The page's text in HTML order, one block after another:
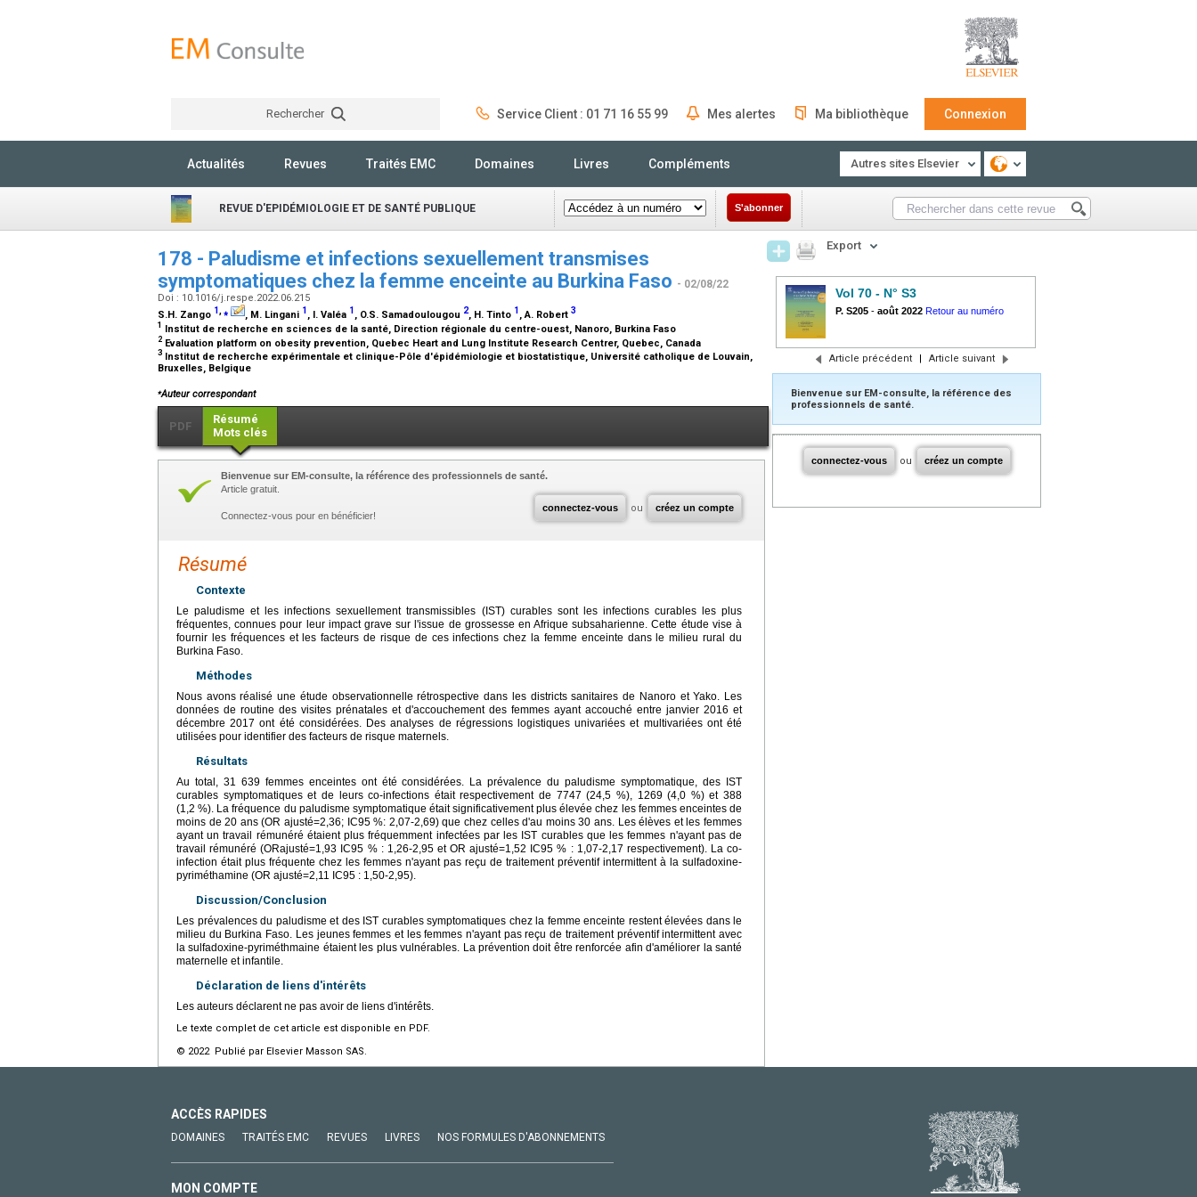
Rechercher Service Client : 01 71 16 55 99 Mes alertes Ma bibliothèque Connexion
Actualités Revues Traités EMC Domaines Livres Compléments Autres sites Elsevier
REVUE D'EPIDÉMIOLOGIE ET DE SANTÉ PUBLIQUE S'abonner
178 - Paludisme et infections sexuellement transmises
symptomatiques chez la femme enceinte au Burkina Faso - 02/08/22
Doi : 10.1016/j.respe.2022.06.215
S.H. Zango 1,⁎ , M. Lingani 1 , I. Valéa 1 , O.S. Samadoulougou 2, H. Tinto 1 , A. Robert 3
1 Institut de recherche en sciences de la santé, Direction régionale du centre-ouest, Nanoro, Burkina Faso
2 Evaluation platform on obesity prevention, Quebec Heart and Lung Institute Research Centrer, Quebec, Canada
3 Institut de recherche expérimentale et clinique-Pôle d'épidémiologie et biostatistique, Université catholique de Louvain,
Bruxelles, Belgique
⁎Auteur correspondant
PDF
Résumé
Mots clés
connectez-vous ou créez un compte
Bienvenue sur EM-consulte, la référence des professionnels de santé.
Article gratuit.
Connectez-vous pour en bénéficier!
Résumé
Contexte
Le paludisme et les infections sexuellement transmissibles (IST) curables sont les infections curables les plus
fréquentes, connues pour leur impact grave sur l'issue de grossesse en Afrique subsaharienne. Cette étude vise à
fournir les fréquences et les facteurs de risque de ces infections chez la femme enceinte dans le milieu rural du
Burkina Faso.
Méthodes
Nous avons réalisé une étude observationnelle rétrospective dans les districts sanitaires de Nanoro et Yako. Les
données de routine des visites prénatales et d'accouchement des femmes ayant accouché entre janvier 2016 et
décembre 2017 ont été considérées. Des analyses de régressions logistiques univariées et multivariées ont été
utilisées pour identifier des facteurs de risque maternels.
Résultats
Au total, 31 639 femmes enceintes ont été considérées. La prévalence du paludisme symptomatique, des IST
curables symptomatiques et de leurs co-infections était respectivement de 7747 (24,5 %), 1269 (4,0 %) et 388
(1,2 %). La fréquence du paludisme symptomatique était significativement plus élevée chez les femmes enceintes de
moins de 20 ans (OR ajusté=2,36; IC95 %: 2,07-2,69) que chez celles d'au moins 30 ans. Les élèves et les femmes
ayant un travail rémunéré étaient plus fréquemment infectées par les IST curables que les femmes n'ayant pas de
travail rémunéré (ORajusté=1,93 IC95 % : 1,26-2,95 et OR ajusté=1,52 IC95 % : 1,07-2,17 respectivement). La co-
infection était plus fréquente chez les femmes n'ayant pas reçu de traitement préventif intermittent à la sulfadoxine-
pyriméthamine (OR ajusté=2,11 IC95 : 1,50-2,95).
Discussion/Conclusion
Les prévalences du paludisme et des IST curables symptomatiques chez la femme enceinte restent élevées dans le
milieu du Burkina Faso. Les jeunes femmes et les femmes n'ayant pas reçu de traitement préventif intermittent avec
la sulfadoxine-pyriméthmaine étaient les plus vulnérables. La prévention doit être renforcée afin d'améliorer la santé
maternelle et infantile.
Déclaration de liens d'intérêts
Les auteurs déclarent ne pas avoir de liens d'intérêts.
Le texte complet de cet article est disponible en PDF.
© 2022 Publié par Elsevier Masson SAS.
Export
Vol 70 - N° S3
P. S205 - août 2022 Retour au numéro
Article précédent | Article suivant
Bienvenue sur EM-consulte, la référence des
professionnels de santé.
connectez-vous ou créez un compte
ACCÈS RAPIDES
DOMAINES TRAITÉS EMC REVUES LIVRES NOS FORMULES D'ABONNEMENTS
MON COMPTE